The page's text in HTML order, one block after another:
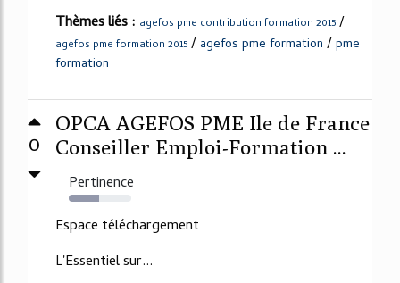
Thèmes liés : agefos pme contribution formation 2015 /
agefos pme formation 2015 /agefos pme formation /pme
formation
0
OPCA AGEFOS PME Ile de France
Conseiller Emploi-Formation ...
Pertinence
48%
Espace téléchargement
L'Essentiel sur...